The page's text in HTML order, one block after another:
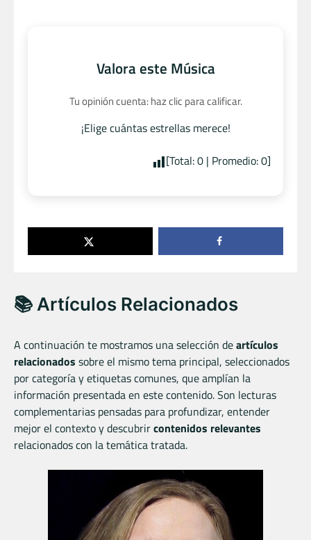
Valora este Música
Tu opinión cuenta: haz clic para calificar.
¡Elige cuántas estrellas merece!
[Total:0| Promedio:0]
📚 Artículos Relacionados
A continuación te mostramos una selección deartículos
relacionados sobre el mismo tema principal, seleccionados
por categoría y etiquetas comunes, que amplían la
información presentada en este contenido. Son lecturas
complementarias pensadas para profundizar, entender
mejor el contexto y descubrircontenidos relevantes
relacionados con la temática tratada.